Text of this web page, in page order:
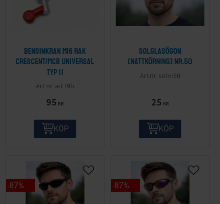
Bensinkran M16 Rak
Crescent/MCB Universal
Typ II
a-119b
95 KR
KÖP
Solglasögon
(nattkörning) nr.50
solnr50
25 KR
KÖP
87% 87%